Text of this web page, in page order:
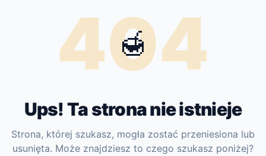
404
🍯
Ups! Ta strona nie istnieje
Strona, której szukasz, mogła zostać przeniesiona lub
usunięta. Może znajdziesz to czego szukasz poniżej?